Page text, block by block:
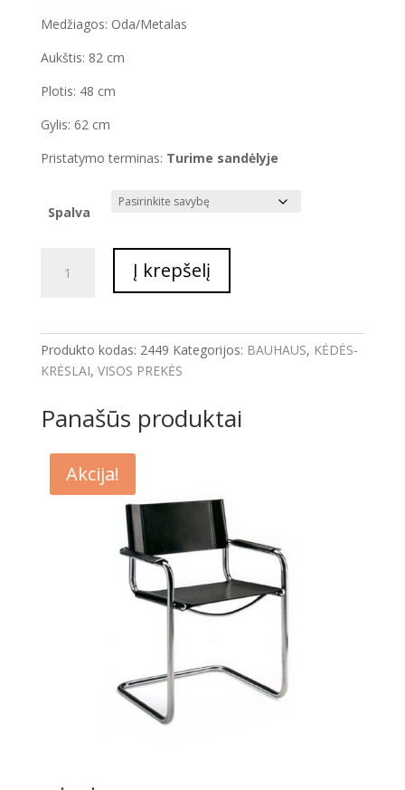
Medžiagos: Oda/Metalas
Aukštis: 82 cm
Plotis: 48 cm
Gylis: 62 cm
Pristatymo terminas: Turime sandėlyje
Spalva
kiekis:
Testa
Į krepšelį
Produkto kodas: 2449 Kategorijos: BAUHAUS, KĖDĖS-
KRĖSLAI, VISOS PREKĖS
Panašūs produktai
Akcija!